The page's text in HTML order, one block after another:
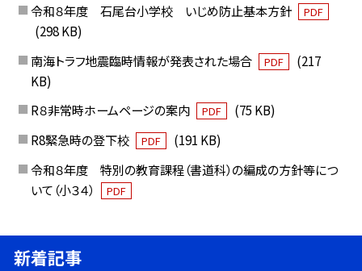
令和８年度 石尾台小学校 いじめ防止基本方針 PDF
(298 KB)
南海トラフ地震臨時情報が発表された場合
PDF
(217
KB)
R８非常時ホームページの案内
PDF
(75 KB)
R8緊急時の登下校
PDF
(191 KB)
令和８年度 特別の教育課程（書道科）の編成の方針等につ
いて（小３４）
PDF
新着記事